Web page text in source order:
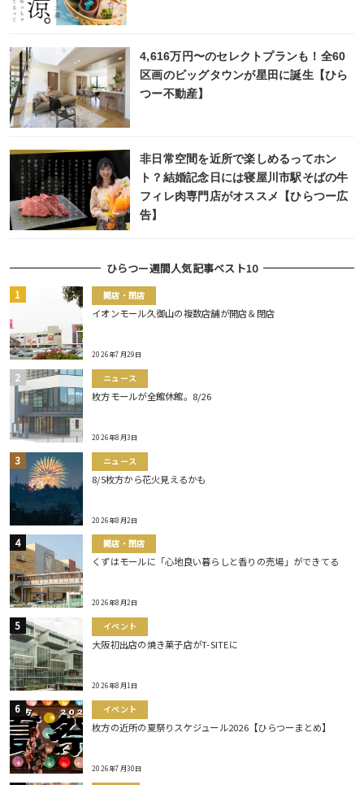
4,616万円〜のセレクトプランも！全60
区画のビッグタウンが星田に誕生【ひら
つー不動産】
非日常空間を近所で楽しめるってホン
ト？結婚記念日には寝屋川市駅そばの牛
フィレ肉専門店がオススメ【ひらつー広
告】
ひらつー週間人気記事ベスト10
開店・閉店
イオンモール久御山の複数店舗が開店＆閉店
2026年7月29日
ニュース
枚方モールが全館休館。8/26
2026年8月3日
ニュース
8/5枚方から花火見えるかも
2026年8月2日
開店・閉店
くずはモールに「心地良い暮らしと香りの売場」ができてる
2026年8月2日
イベント
大阪初出店の焼き菓子店がT-SITEに
2026年8月1日
イベント
枚方の近所の夏祭りスケジュール2026【ひらつーまとめ】
2026年7月30日